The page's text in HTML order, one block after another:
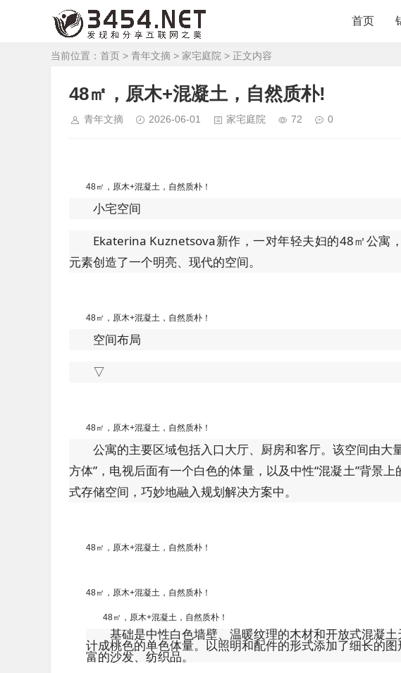
首页
当前位置： 首页 > 青年文摘 > 家宅庭院 > 正文内容
48㎡，原木+混凝土，自然质朴!
青年文摘 2026-06-01 家宅庭院 72 0
48㎡，原木+混凝土，自然质朴！
小宅空间
Ekaterina Kuznetsova新作，一对年轻夫妇的48㎡公寓
元素创造了一个明亮、现代的空间。
48㎡，原木+混凝土，自然质朴！
空间布局
▽
48㎡，原木+混凝土，自然质朴！
公寓的主要区域包括入口大厅、厨房和客厅。该空间由
方体”，电视后面有一个白色的体量，以及中性“混凝土”背景
式存储空间，巧妙地融入规划解决方案中。
48㎡，原木+混凝土，自然质朴！
48㎡，原木+混凝土，自然质朴！
48㎡，原木+混凝土，自然质朴！
基础是中性白色墙壁、温暖纹理的木材和开放式混凝
计成桃色的单色体量。以照明和配件的形式添加了细长的
富的沙发、纺织品。